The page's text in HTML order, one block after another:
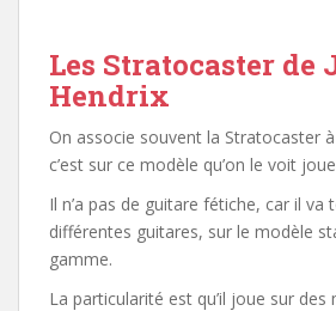
Les Stratocaster de
Hendrix
On associe souvent la Stratocaster
c’est sur ce modèle qu’on le voit
Il n’a pas de guitare fétiche, car il
différentes guitares, sur le modèle
gamme.
La particularité est qu’il joue sur